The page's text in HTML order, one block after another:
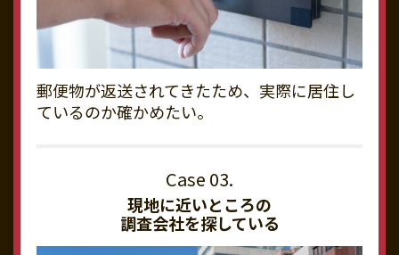
郵便物が返送されてきたため、実際に居住し
ているのか確かめたい。
現地に近いところの
調査会社を探している